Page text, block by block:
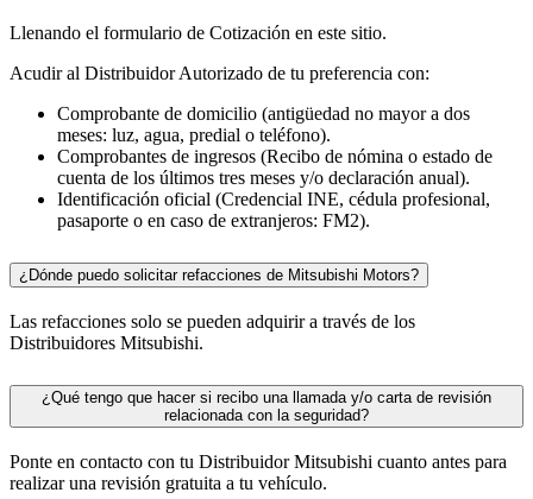
Llenando el formulario de Cotización en este sitio.
Acudir al Distribuidor Autorizado de tu preferencia con:
Comprobante de domicilio (antigüedad no mayor a dos
meses: luz, agua, predial o teléfono).
Comprobantes de ingresos (Recibo de nómina o estado de
cuenta de los últimos tres meses y/o declaración anual).
Identificación oficial (Credencial INE, cédula profesional,
pasaporte o en caso de extranjeros: FM2).
¿Dónde puedo solicitar refacciones de Mitsubishi Motors?
Las refacciones solo se pueden adquirir a través de los
Distribuidores Mitsubishi.
¿Qué tengo que hacer si recibo una llamada y/o carta de revisión
relacionada con la seguridad?
Ponte en contacto con tu Distribuidor Mitsubishi cuanto antes para
realizar una revisión gratuita a tu vehículo.